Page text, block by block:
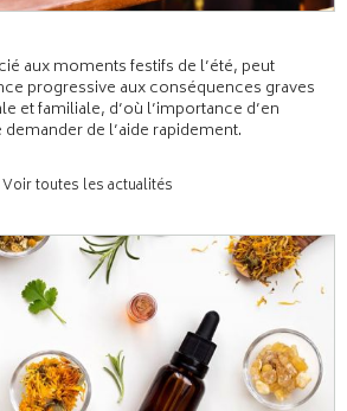
aux moments festifs de l’été, peut
progressive aux conséquences graves
et familiale, d’où l’importance d’en
de l’aide rapidement.
Voir toutes les actualités